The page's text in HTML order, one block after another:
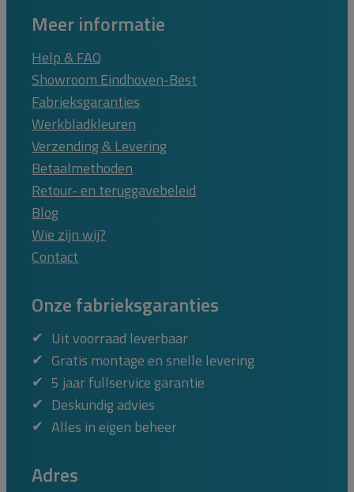
Meer informatie
Help & FAQ
Showroom Eindhoven-Best
Fabrieksgaranties
Werkbladkleuren
Verzending & Levering
Betaalmethoden
Retour- en teruggavebeleid
Blog
Wie zijn wij?
Contact
Onze fabrieksgaranties
Uit voorraad leverbaar
Gratis montage en snelle levering
5 jaar fullservice garantie
Deskundig advies
Alles in eigen beheer
Adres